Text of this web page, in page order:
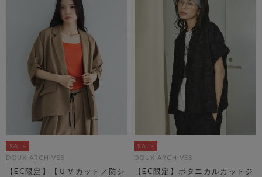
DOUX ARCHIVES
【EC限定】【ＵＶカット／防シ
DOUX ARCHIVES
【EC限定】ボタニカルカットジ